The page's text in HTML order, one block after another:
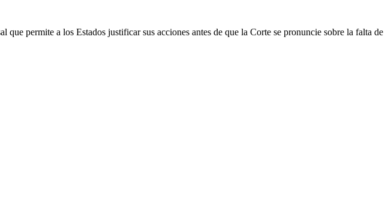
permite a los Estados justificar sus acciones antes de que la Corte se pronuncie sobre la falta de